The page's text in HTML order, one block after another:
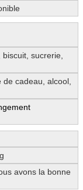
sucrerie,
de cadeau, alcool,
avons la bonne